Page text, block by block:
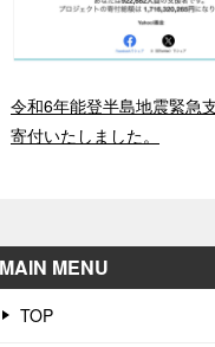
令和6年能登半島地震緊急
寄付いたしました。
MAIN MENU
TOP